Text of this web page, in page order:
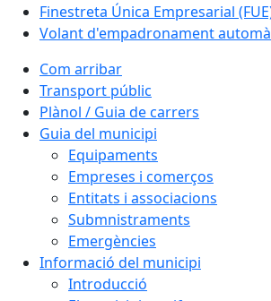
Finestreta Única Empresarial
Volant d'empadronament
Com arribar
Transport públic
Plànol / Guia de carrers
Guia del municipi
Equipaments
Empreses i comerços
Entitats i associacions
Submnistraments
Emergències
Informació del municipi
Introducció